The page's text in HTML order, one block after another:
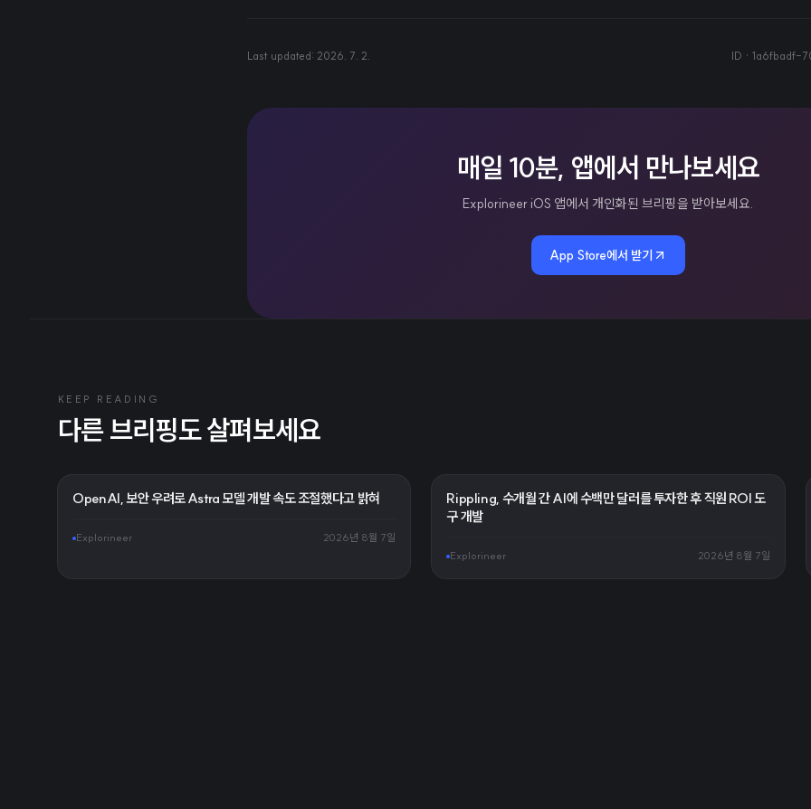
Last updated: 2026. 7. 2. ID · 1a6fbadf-
매일 10분, 앱에서 만나보세요
Explorineer iOS 앱에서 개인화된 브리핑을 받아보세요.
App Store에서 받기
KEEP READING
다른 브리핑도 살펴보세요
OpenAI, 보안 우려로 Astra 모델 개발 속도 조절했다고 밝혀
Explorineer 2026년 8월 7일
Rippling, 수개월 간 AI에 수백만 달러를 투자한 후 직원 ROI 도
구 개발
Explorineer 2026년 8월 7일